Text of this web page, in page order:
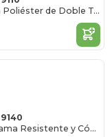
Elegancia Femenina en Poliéster de Doble Tejido
Camiseta Deportiva Dama Resistente y Cómoda